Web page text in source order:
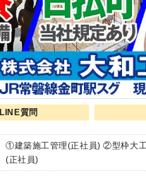
LINE質問
①建築施工管理(正社員) ②型枠大
(正社員)